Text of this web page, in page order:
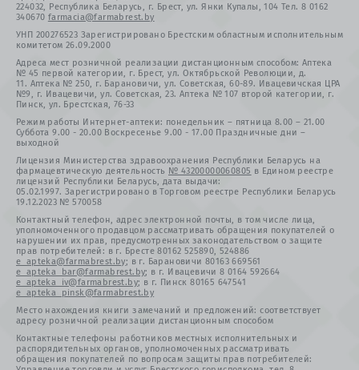
224032, Республика Беларусь, г. Брест, ул. Янки Купалы, 104 Тел. 8 0162
340670 farmacia@farmabrest.by
УНП 200276523 Зарегистрировано Брестским областным исполнительным
комитетом 26.09.2000
Адреса мест розничной реализации дистанционным способом: Аптека
№ 45 первой категории, г. Брест, ул. Октябрьской Революции, д.
11. Аптека № 250, г. Барановичи, ул. Советская, 60-89. Ивацевичская ЦРА
№9, г. Ивацевичи, ул. Советская, 23. Аптека № 107 второй категории, г.
Пинск, ул. Брестская, 76-33
Режим работы Интернет-аптеки: понедельник – пятница 8.00 – 21.00
Суббота 9.00 - 20.00 Воскресенье 9.00 - 17.00 Праздничные дни –
выходной
Лицензия Министерства здравоохранения Республики Беларусь на
фармацевтическую деятельность № 43200000060805 в Едином реестре
лицензий Республики Беларусь, дата выдачи:
05.02.1997. Зарегистрировано в Торговом реестре Республики Беларусь
19.12.2023 № 570058
Контактный телефон, адрес электронной почты, в том числе лица,
уполномоченного продавцом рассматривать обращения покупателей о
нарушении их прав, предусмотренных законодательством о защите
прав потребителей: в г. Бресте 80162 525890, 524886
e_apteka@farmabrest.by; в г. Барановичи 80163 669561
e_apteka_bar@farmabrest.by; в г. Ивацевичи 8 0164 592664
e_apteka_iv@farmabrest.by; в г. Пинск 80165 647541
e_apteka_pinsk@farmabrest.by
Место нахождения книги замечаний и предложений: соответствует
адресу розничной реализации дистанционным способом
Контактные телефоны работников местных исполнительных и
распорядительных органов, уполномоченных рассматривать
обращения покупателей по вопросам защиты прав потребителей: